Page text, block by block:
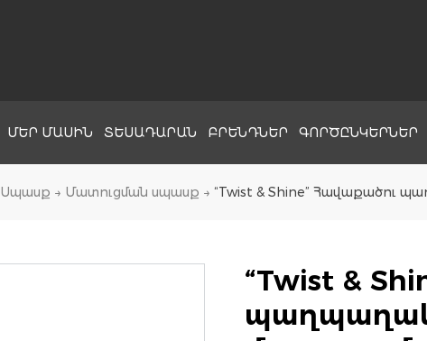
ՄԵՐ ՄԱՍԻՆ ՏԵՍԱԴԱՐԱՆ ԲՐԵՆԴՆԵՐ ԳՈՐԾԸՆԿԵՐՆԵՐ
Սպասք → Մատուցման սպասք → “Twist & Shine” Հավաքածու
“Twist &